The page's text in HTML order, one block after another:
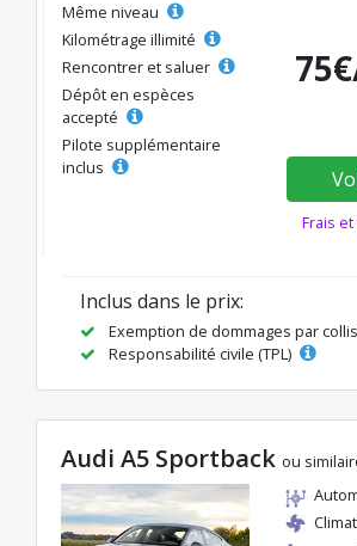
Même niveau
Kilométrage illimité
Rencontrer et saluer
Dépôt en espèces
accepté
Pilote supplémentaire
inclus
Frais
Inclus dans le prix:
Exemption de dommages par
Responsabilité civile (TPL)
Audi A5 Sportback ou